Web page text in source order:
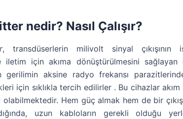
nedir? Nasıl Çalışır?
, transdüserlerin milivolt sinyal çıkışının
iletim için akıma dönüştürülmesini sağlayan
gerilimin aksine radyo frekansı
için sıklıkla tercih edilirler . Bu cihazlar akım
Hem güç almak hem de bir
uzun kabloların gerekli olduğu